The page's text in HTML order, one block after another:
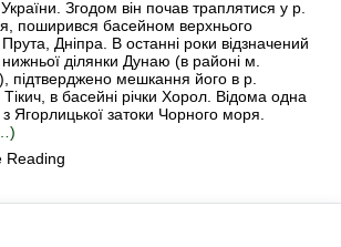
Згодом він почав траплятися у р.
поширився басейном верхнього
Прута, Дніпра. В останні роки відзначений
ділянки Дунаю (в районі м.
підтверджено мешкання його в р.
Тікич, в басейні річки Хорол. Відома одна
з Ягорлицької затоки Чорного моря.
Reading